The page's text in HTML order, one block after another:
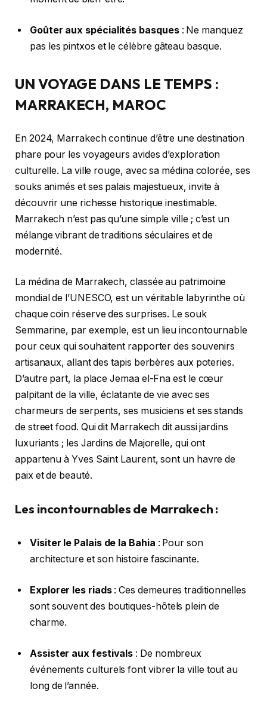
Goûter aux spécialités basques: Ne manquez
pas les pintxos et le célèbre gâteau basque.
UN VOYAGE DANS LE TEMPS :
MARRAKECH, MAROC
En 2024, Marrakech continue d’être une destination
phare pour les voyageurs avides d’exploration
culturelle. La ville rouge, avec sa médina colorée, ses
souks animés et ses palais majestueux, invite à
découvrir une richesse historique inestimable.
Marrakech n’est pas qu’une simple ville ; c’est un
mélange vibrant de traditions séculaires et de
modernité.
La médina de Marrakech, classée au patrimoine
mondial de l’UNESCO, est un véritable labyrinthe où
chaque coin réserve des surprises. Le souk
Semmarine, par exemple, est un lieu incontournable
pour ceux qui souhaitent rapporter des souvenirs
artisanaux, allant des tapis berbères aux poteries.
D’autre part, la place Jemaa el-Fna est le cœur
palpitant de la ville, éclatante de vie avec ses
charmeurs de serpents, ses musiciens et ses stands
de street food. Qui dit Marrakech dit aussi jardins
luxuriants ; les Jardins de Majorelle, qui ont
appartenu à Yves Saint Laurent, sont un havre de
paix et de beauté.
Les incontournables de Marrakech :
Visiter le Palais de la Bahia : Pour son
architecture et son histoire fascinante.
Explorer les riads: Ces demeures traditionnelles
sont souvent des boutiques-hôtels plein de
charme.
Assister aux festivals : De nombreux
événements culturels font vibrer la ville tout au
long de l’année.